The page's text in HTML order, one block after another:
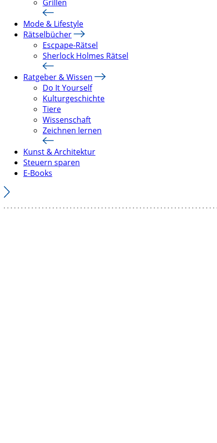
Grillen
Mode & Lifestyle
Rätselbücher
Escpape-Rätsel
Sherlock Holmes Rätsel
Ratgeber & Wissen
Do It Yourself
Kulturgeschichte
Tiere
Wissenschaft
Zeichnen lernen
Kunst & Architektur
Steuern sparen
E-Books